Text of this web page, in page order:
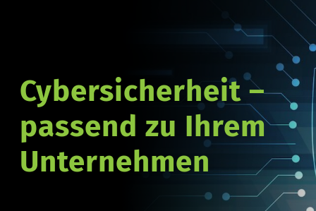
Cybersicherheit –
passend zu Ihrem
Unternehmen